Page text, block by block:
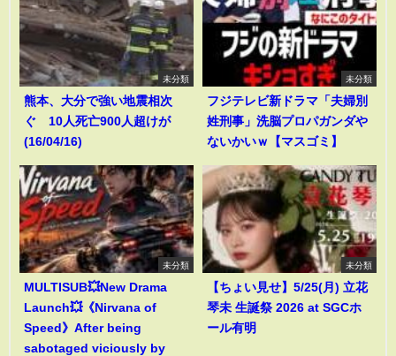
未分類
熊本、大分で強い地震相次
ぐ 10人死亡900人超けが
(16/04/16)
未分類
フジテレビ新ドラマ「夫婦別
姓刑事」洗脳プロパガンダや
ないかいｗ【マスゴミ】
未分類
MULTISUB💥New Drama
Launch💥《Nirvana of
Speed》After being
sabotaged viciously by
未分類
【ちょい見せ】5/25(月) 立花
琴未 生誕祭 2026 at SGCホ
ール有明